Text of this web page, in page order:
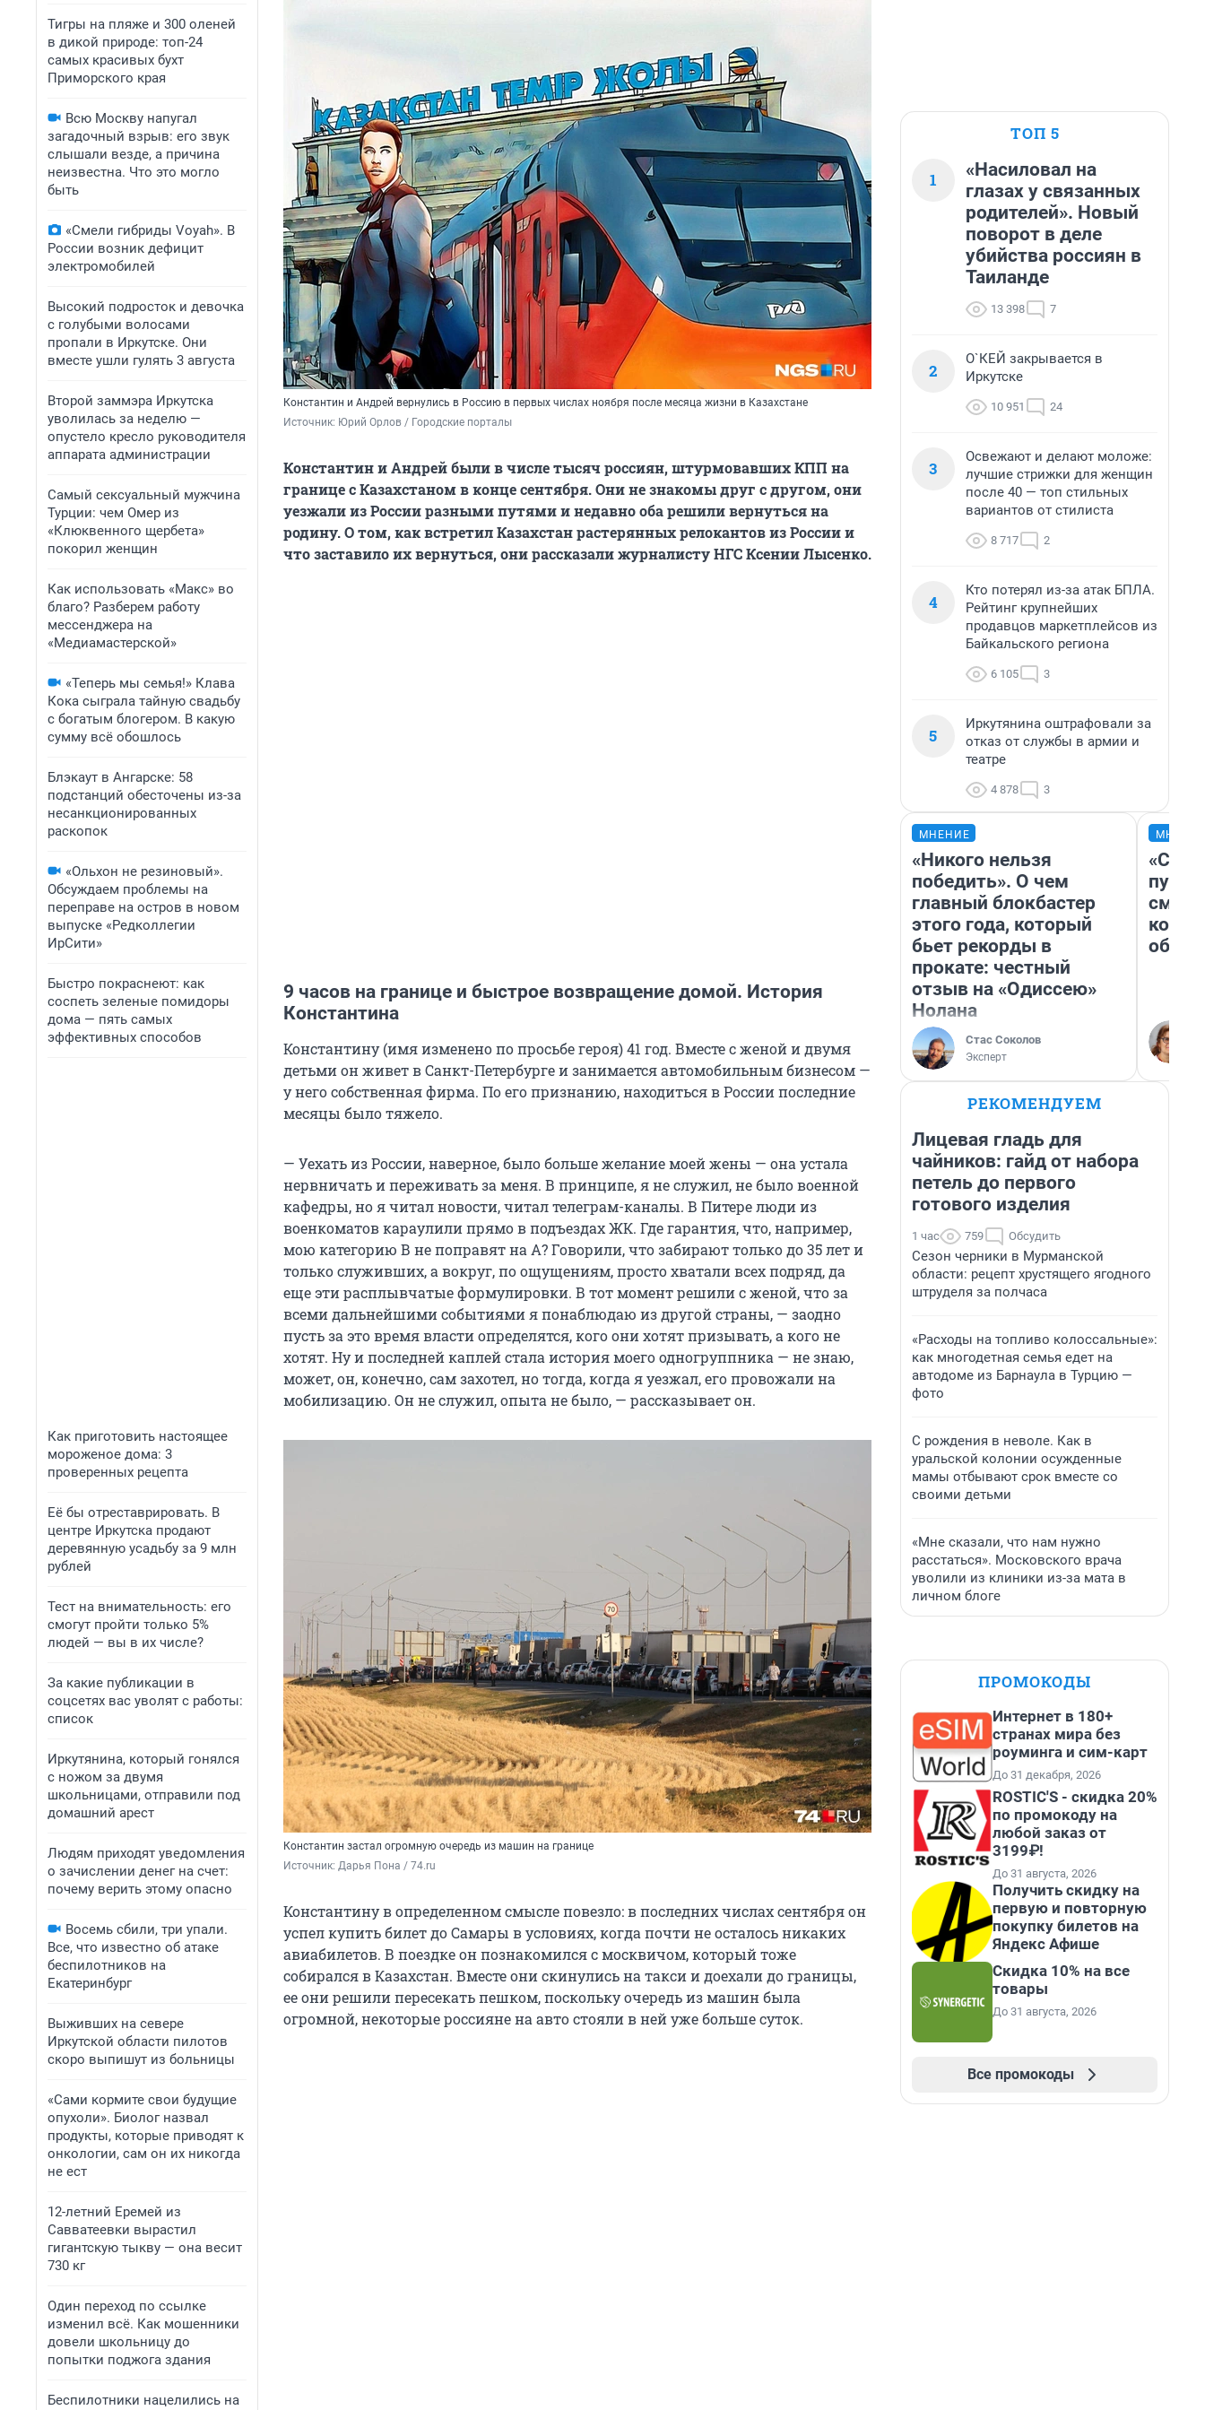
Тигры на пляже и 300 оленей
в дикой природе: топ-24
самых красивых бухт
Приморского края
Всю Москву напугал
загадочный взрыв: его звук
слышали везде, а причина
неизвестна. Что это могло
быть
«Смели гибриды Voyah». В
России возник дефицит
электромобилей
Высокий подросток и девочка
с голубыми волосами
пропали в Иркутске. Они
вместе ушли гулять 3 августа
Второй заммэра Иркутска
уволилась за неделю —
опустело кресло руководителя
аппарата администрации
Самый сексуальный мужчина
Турции: чем Омер из
«Клюквенного щербета»
покорил женщин
Как использовать «Макс» во
благо? Разберем работу
мессенджера на
«Медиамастерской»
«Теперь мы семья!» Клава
Кока сыграла тайную свадьбу
с богатым блогером. В какую
сумму всё обошлось
Блэкаут в Ангарске: 58
подстанций обесточены из-за
несанкционированных
раскопок
«Ольхон не резиновый».
Обсуждаем проблемы на
переправе на остров в новом
выпуске «Редколлегии
ИрСити»
Быстро покраснеют: как
соспеть зеленые помидоры
дома — пять самых
эффективных способов
Как приготовить настоящее
мороженое дома: 3
проверенных рецепта
Её бы отреставрировать. В
центре Иркутска продают
деревянную усадьбу за 9 млн
рублей
Тест на внимательность: его
смогут пройти только 5%
людей — вы в их числе?
За какие публикации в
соцсетях вас уволят с работы:
список
Иркутянина, который гонялся
с ножом за двумя
школьницами, отправили под
домашний арест
Людям приходят уведомления
о зачислении денег на счет:
почему верить этому опасно
Восемь сбили, три упали.
Все, что известно об атаке
беспилотников на
Екатеринбург
Выживших на севере
Иркутской области пилотов
скоро выпишут из больницы
«Сами кормите свои будущие
опухоли». Биолог назвал
продукты, которые приводят к
онкологии, сам он их никогда
не ест
12-летний Еремей из
Савватеевки вырастил
гигантскую тыкву — она весит
730 кг
Один переход по ссылке
изменил всё. Как мошенники
довели школьницу до
попытки поджога здания
Беспилотники нацелились на
Константин и Андрей вернулись в Россию в первых числах ноября после месяца жизни в Казахстане
Источник: Юрий Орлов / Городские порталы
Константин и Андрей были в числе тысяч россиян, штурмовавших КПП на
границе с Казахстаном в конце сентября. Они не знакомы друг с другом, они
уезжали из России разными путями и недавно оба решили вернуться на
родину. О том, как встретил Казахстан растерянных релокантов из России и
что заставило их вернуться,они рассказали журналисту НГС Ксении Лысенко.
9 часов на границе и быстрое возвращение домой. История
Константина
Константину (имя изменено по просьбе героя) 41 год. Вместе с женой и двумя
детьми он живет в Санкт-Петербурге и занимается автомобильным бизнесом —
у него собственная фирма. По его признанию, находиться в России последние
месяцы было тяжело.
— Уехать из России, наверное, было больше желание моей жены — она устала
нервничать и переживать за меня. В принципе, я не служил, не было военной
кафедры, но я читал новости, читал телеграм-каналы. В Питере люди из
военкоматов караулили прямо в подъездах ЖК. Где гарантия, что, например,
мою категорию В не поправят на А? Говорили, что забирают только до 35 лет и
только служивших, а вокруг, по ощущениям, просто хватали всех подряд, да
еще эти расплывчатые формулировки. В тот момент решили с женой, что за
всеми дальнейшими событиями я понаблюдаю из другой страны, — заодно
пусть за это время власти определятся, кого они хотят призывать, а кого не
хотят. Ну и последней каплей стала история моего одногруппника — не знаю,
может, он, конечно, сам захотел, но тогда, когда я уезжал, его провожали на
мобилизацию. Он не служил, опыта не было, — рассказывает он.
Константин застал огромную очередь из машин на границе
Источник: Дарья Пона / 74.ru
Константину в определенном смысле повезло: в последних числах сентября он
успел купить билет до Самары в условиях, когда почти не осталось никаких
авиабилетов. В поездке он познакомился с москвичом, который тоже
собирался в Казахстан. Вместе они скинулись на такси и доехали до границы,
ее они решили пересекать пешком, поскольку очередь из машин была
огромной, некоторые россияне на авто стояли в ней уже больше суток.
ТОП 5
1
«Насиловал на
глазах у связанных
родителей». Новый
поворот в деле
убийства россиян в
Таиланде
13 398 7
2
О`КЕЙ закрывается в
Иркутске
10 951 24
3
Освежают и делают моложе:
лучшие стрижки для женщин
после 40 — топ стильных
вариантов от стилиста
8 717 2
4
Кто потерял из-за атак БПЛА.
Рейтинг крупнейших
продавцов маркетплейсов из
Байкальского региона
6 105 3
5
Иркутянина оштрафовали за
отказ от службы в армии и
театре
4 878 3
МНЕНИЕ
«Никого нельзя
победить». О чем
главный блокбастер
этого года, который
бьет рекорды в
прокате: честный
отзыв на «Одиссею»
Нолана
Стас Соколов
Эксперт
РЕКОМЕНДУЕМ
Лицевая гладь для
чайников: гайд от набора
петель до первого
готового изделия
1 час 759 Обсудить
Сезон черники в Мурманской
области: рецепт хрустящего ягодного
штруделя за полчаса
«Расходы на топливо колоссальные»:
как многодетная семья едет на
автодоме из Барнаула в Турцию —
фото
С рождения в неволе. Как в
уральской колонии осужденные
мамы отбывают срок вместе со
своими детьми
«Мне сказали, что нам нужно
расстаться». Московского врача
уволили из клиники из-за мата в
личном блоге
ПРОМОКОДЫ
Интернет в 180+
странах мира без
роуминга и сим-карт
До 31 декабря, 2026
ROSTIC'S - скидка 20%
по промокоду на
любой заказ от
3199₽!
До 31 августа, 2026
Получить скидку на
первую и повторную
покупку билетов на
Яндекс Афише
Скидка 10% на все
товары
До 31 августа, 2026
Все промокоды